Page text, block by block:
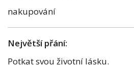
nakupování
Největší přání:
Potkat svou životní lásku.